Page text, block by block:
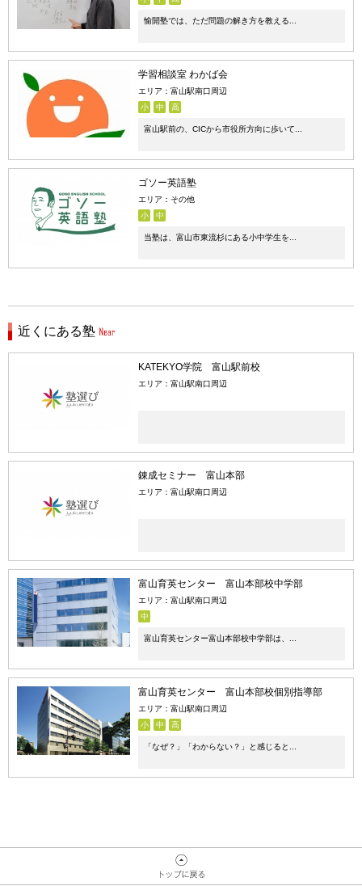
愉開塾では、ただ問題の解き方を教える...
学習相談室 わかば会
エリア：富山駅南口周辺
小
中 高
富山駅前の、CICから市役所方向に歩いて...
ゴソー英語塾
エリア：その他
小
中
当塾は、富山市東流杉にある小中学生を...
近くにある塾
KATEKYO学院 富山駅前校
エリア：富山駅南口周辺
錬成セミナー 富山本部
エリア：富山駅南口周辺
富山育英センター 富山本部校中学部
エリア：富山駅南口周辺
中
富山育英センター富山本部校中学部は、...
富山育英センター 富山本部校個別指導部
エリア：富山駅南口周辺
小
中 高
「なぜ？」「わからない？」と感じると...